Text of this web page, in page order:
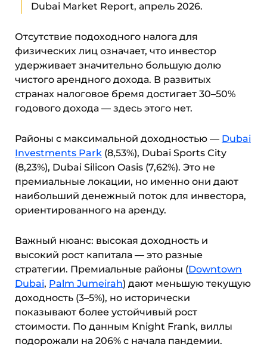
Dubai Market Report, апрель 2026.
Отсутствие подоходного налога для
физических лиц означает, что инвестор
удерживает значительно большую долю
чистого арендного дохода. В развитых
странах налоговое бремя достигает 30–50%
годового дохода — здесь этого нет.
Районы с максимальной доходностью — Dubai
Investments Park (8,53%), Dubai Sports City
(8,23%), Dubai Silicon Oasis (7,62%). Это не
премиальные локации, но именно они дают
наибольший денежный поток для инвестора,
ориентированного на аренду.
Важный нюанс: высокая доходность и
высокий рост капитала — это разные
стратегии. Премиальные районы (Downtown
Dubai, Palm Jumeirah) дают меньшую текущую
доходность (3–5%), но исторически
показывают более устойчивый рост
стоимости. По данным Knight Frank, виллы
подорожали на 206% с начала пандемии.